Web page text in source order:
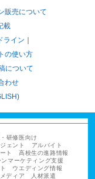
販売について
載
ライン
の使い方
について
わせ
研修医向け
ェント
アルバイト
ト
高校生の進路情報
ンマーケティング支援
ウエディング情報
ディア 人材派遣